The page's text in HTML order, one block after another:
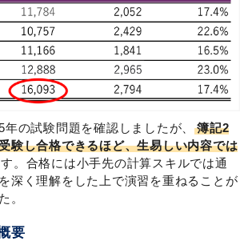
の試験問題を確認しましたが、
簿記2
験し合格できるほど、生易しい内容では
。合格には小手先の計算スキルでは通
深く理解をした上で演習を重ねることが
。
要